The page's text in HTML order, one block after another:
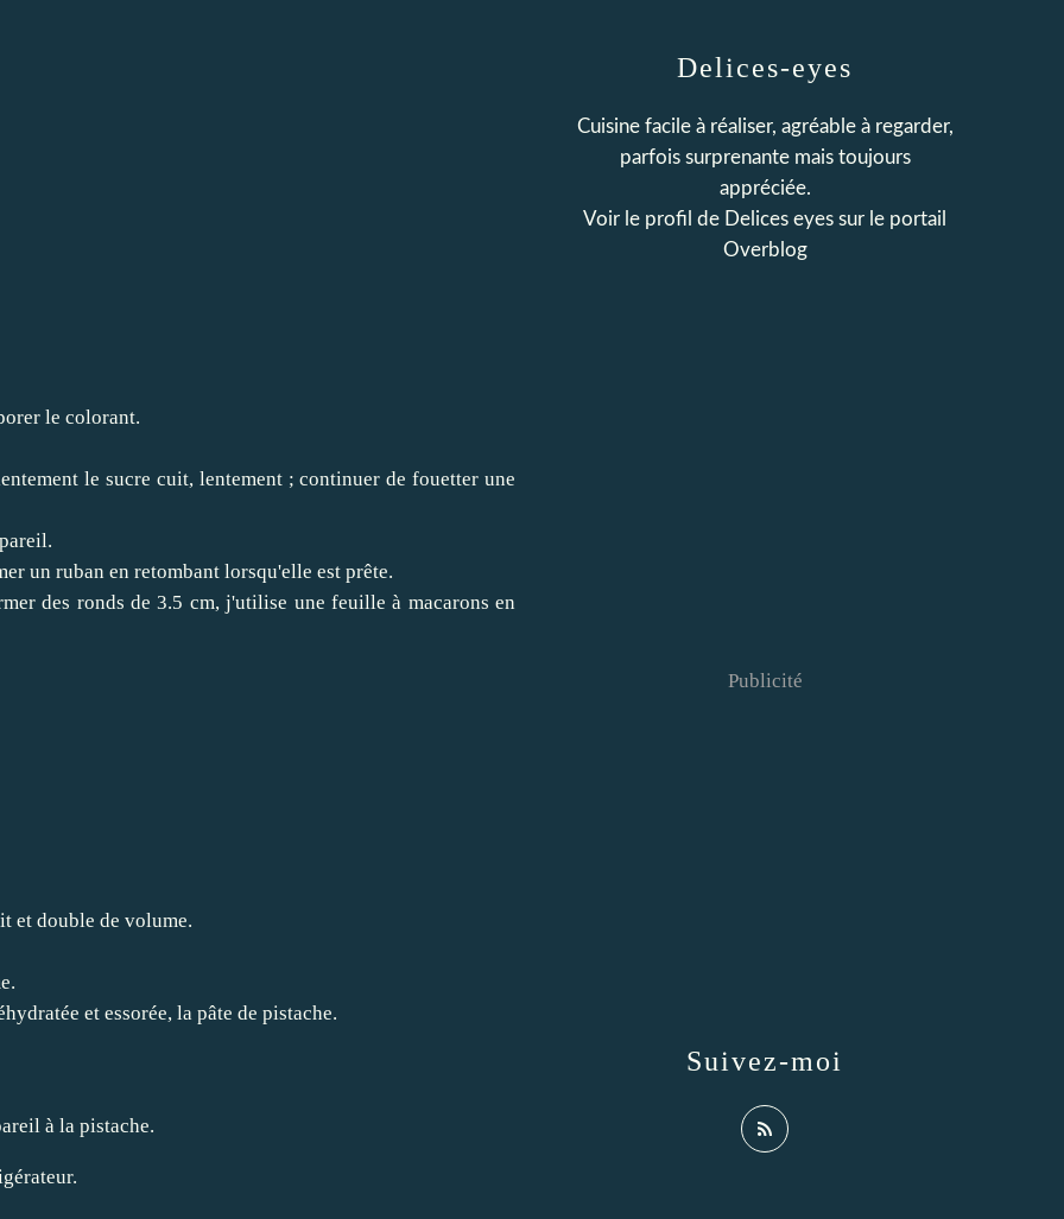
le colorant.
le sucre cuit, lentement ; continuer de fouetter une
un ruban en retombant lorsqu'elle est prête.
des ronds de 3.5 cm, j'utilise une feuille à macarons en
et double de volume.
et essorée, la pâte de pistache.
à la pistache.
Delices-eyes
Cuisine facile à réaliser, agréable à regarder,
parfois surprenante mais toujours
appréciée.
Voir le profil de Delices eyes sur le portail
Overblog
Suivez-moi
Publicité